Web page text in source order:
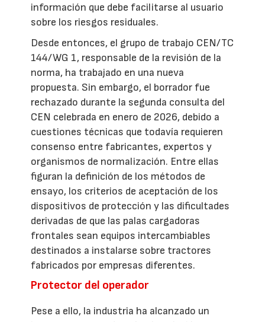
información que debe facilitarse al usuario
sobre los riesgos residuales.
Desde entonces, el grupo de trabajo CEN/TC
144/WG 1, responsable de la revisión de la
norma, ha trabajado en una nueva
propuesta. Sin embargo, el borrador fue
rechazado durante la segunda consulta del
CEN celebrada en enero de 2026, debido a
cuestiones técnicas que todavía requieren
consenso entre fabricantes, expertos y
organismos de normalización. Entre ellas
figuran la definición de los métodos de
ensayo, los criterios de aceptación de los
dispositivos de protección y las dificultades
derivadas de que las palas cargadoras
frontales sean equipos intercambiables
destinados a instalarse sobre tractores
fabricados por empresas diferentes.
Protector del operador
Pese a ello, la industria ha alcanzado un